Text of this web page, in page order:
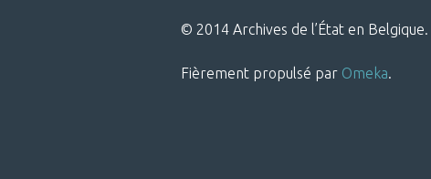
© 2014 Archives de l’État en
Fièrement propulsé par Omeka.